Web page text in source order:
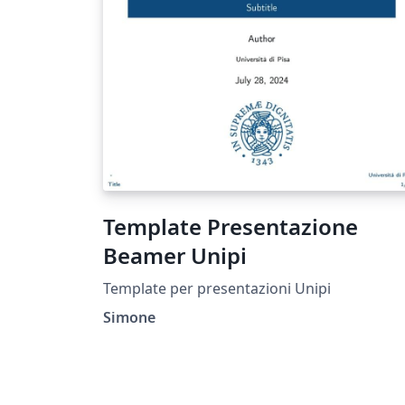
qualsiasi università. Al suo interno sono
presentati alcuni elementi che sono stati utili
per la stesura della tesi. Ho inserito numerosi
commenti per agevolare le modifiche che si
voglio realizzare nella struttura della tesi. In
ogni caso, una breve ricerca consentirà di
modificarla secondo gusto (e necessità)
meglio di quanto abbia fatto io.
Template Presentazione
Beamer Unipi
Template per presentazioni Unipi
Simone